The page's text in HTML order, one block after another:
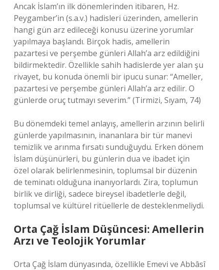
Ancak İslam’ın ilk dönemlerinden itibaren, Hz.
Peygamber’in (s.a.v.) hadisleri üzerinden, amellerin
hangi gün arz edileceği konusu üzerine yorumlar
yapılmaya başlandı. Birçok hadis, amellerin
pazartesi ve perşembe günleri Allah’a arz edildiğini
bildirmektedir. Özellikle sahih hadislerde yer alan şu
rivayet, bu konuda önemli bir ipucu sunar: “Ameller,
pazartesi ve perşembe günleri Allah’a arz edilir. O
günlerde oruç tutmayı severim.” (Tirmizi, Sıyam, 74)
Bu dönemdeki temel anlayış, amellerin arzının belirli
günlerde yapılmasının, inananlara bir tür manevi
temizlik ve arınma fırsatı sunduğuydu. Erken dönem
İslam düşünürleri, bu günlerin dua ve ibadet için
özel olarak belirlenmesinin, toplumsal bir düzenin
de teminatı olduğuna inanıyorlardı. Zira, toplumun
birlik ve dirliği, sadece bireysel ibadetlerle değil,
toplumsal ve kültürel ritüellerle de desteklenmeliydi.
Orta Çağ İslam Düşüncesi: Amellerin
Arzı ve Teolojik Yorumlar
Orta Çağ İslam dünyasında, özellikle Emevi ve Abbâsî